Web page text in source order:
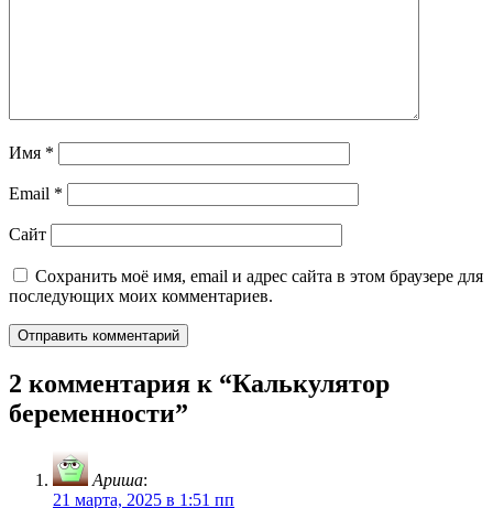
Имя *
Email *
Сайт
Сохранить моё имя, email и адрес сайта в этом браузере для
последующих моих комментариев.
2 комментария к “Калькулятор
беременности”
Ариша:
21 марта, 2025 в 1:51 пп